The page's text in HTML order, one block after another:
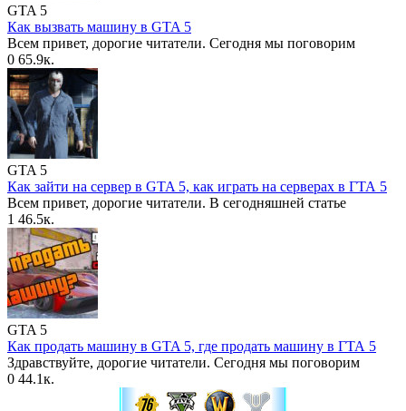
GTA 5
Как вызвать машину в GTA 5
Всем привет, дорогие читатели. Сегодня мы поговорим
0 65.9к.
GTA 5
Как зайти на сервер в GTA 5, как играть на серверах в ГТА 5
Всем привет, дорогие читатели. В сегодняшней статье
1 46.5к.
GTA 5
Как продать машину в GTA 5, где продать машину в ГТА 5
Здравствуйте, дорогие читатели. Сегодня мы поговорим
0 44.1к.